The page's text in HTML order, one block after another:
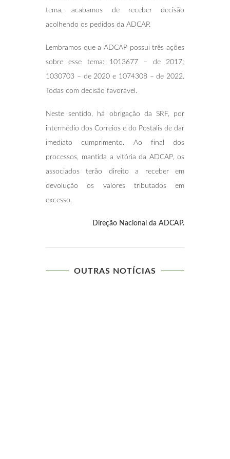
tema, acabamos de receber decisão
acolhendo os pedidos da ADCAP.
Lembramos que a ADCAP possui três ações
sobre esse tema: 1013677 – de 2017;
1030703 – de 2020 e 1074308 – de 2022.
Todas com decisão favorável.
Neste sentido, há obrigação da SRF, por
intermédio dos Correios e do Postalis de dar
imediato cumprimento. Ao final dos
processos, mantida a vitória da ADCAP, os
associados terão direito a receber em
devolução os valores tributados em
excesso.
Direção Nacional da ADCAP.
OUTRAS NOTÍCIAS